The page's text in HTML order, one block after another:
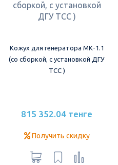
Кожух для генератора МК-1.1
(со сборкой, с установкой ДГУ
ТСС )
815 352.04 тенге
Получить скидку